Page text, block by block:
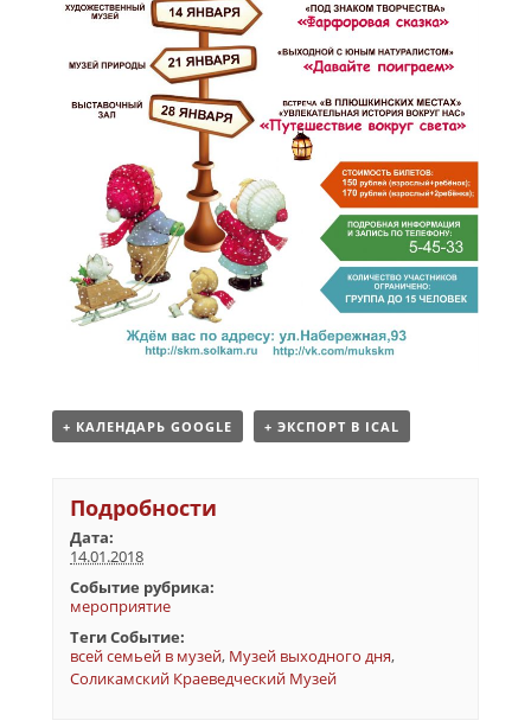
+ КАЛЕНДАРЬ GOOGLE + ЭКСПОРТ В ICAL
Подробности
Дата:
14.01.2018
Событие рубрика:
мероприятие
Теги Событие:
всей семьей в музей, Музей выходного дня,
Соликамский Краеведческий Музей